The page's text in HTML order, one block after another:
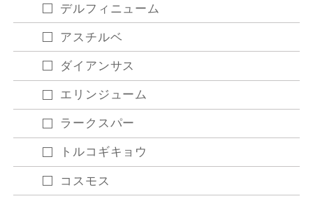
デルフィニューム
アスチルベ
ダイアンサス
エリンジューム
ラークスパー
トルコギキョウ
コスモス